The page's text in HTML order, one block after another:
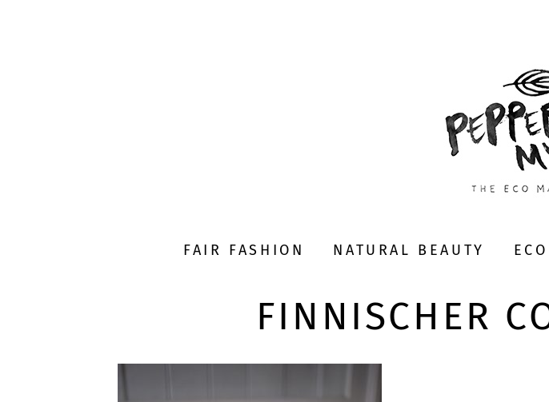
FAIR FASHION NATURAL BEAUTY
FINNISCHER